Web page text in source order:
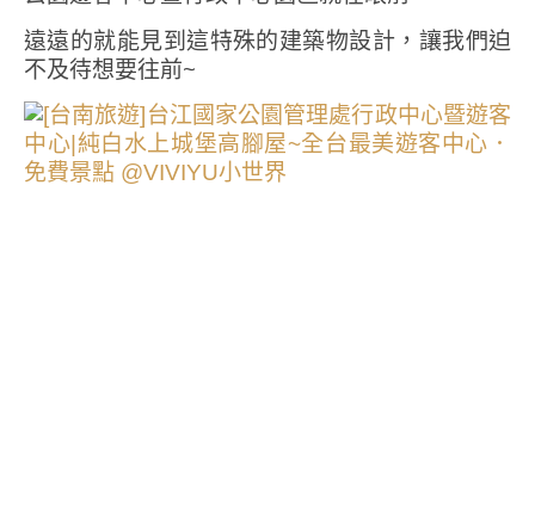
遠遠的就能見到這特殊的建築物設計，讓我們迫
不及待想要往前~